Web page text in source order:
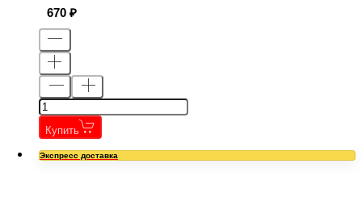
670
Купить
Экспресс доставка